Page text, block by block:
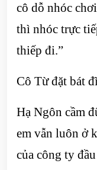
cô dỗ nhóc
thì nhóc trực
thiếp đi.”
Cô Từ đặt bát
Hạ Ngôn cầm
em vẫn luôn ở
của công ty